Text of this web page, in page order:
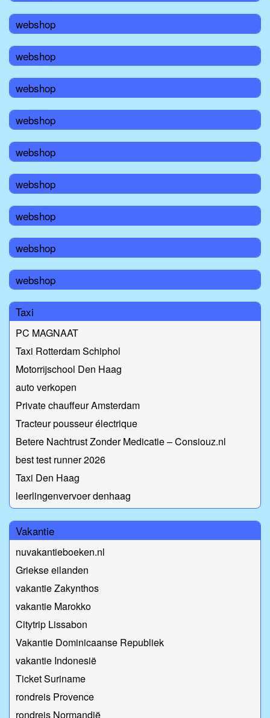
webshop
webshop
webshop
webshop
webshop
webshop
webshop
webshop
webshop
Taxi
PC MAGNAAT
Taxi Rotterdam Schiphol
Motorrijschool Den Haag
auto verkopen
Private chauffeur Amsterdam
Tracteur pousseur électrique
Betere Nachtrust Zonder Medicatie – Consiouz.nl
best test runner 2026
Taxi Den Haag
leerlingenvervoer denhaag
Vakantie
nuvakantieboeken.nl
Griekse eilanden
vakantie Zakynthos
vakantie Marokko
Citytrip Lissabon
Vakantie Dominicaanse Republiek
vakantie Indonesië
Ticket Suriname
rondreis Provence
rondreis Normandië